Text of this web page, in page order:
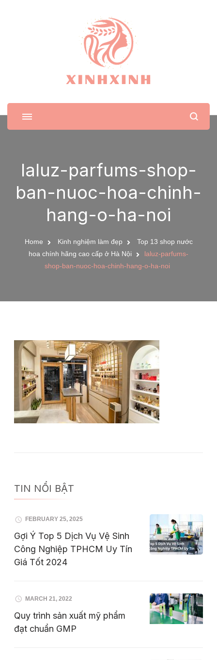
XinhXinh
Trang tin tức cho phái đẹp
laluz-parfums-shop-
ban-nuoc-hoa-chinh-
hang-o-ha-noi
Home Kinh nghiệm làm đẹp
Top 13 shop nước
hoa chính hãng cao cấp ở Hà Nội
laluz-parfums-
shop-ban-nuoc-hoa-chinh-hang-o-ha-noi
TIN NỔI BẬT
FEBRUARY 25, 2025
Gợi Ý Top 5 Dịch Vụ Vệ Sinh
Công Nghiệp TPHCM Uy Tín
Giá Tốt 2024
MARCH 21, 2022
Quy trình sản xuất mỹ phẩm
đạt chuẩn GMP